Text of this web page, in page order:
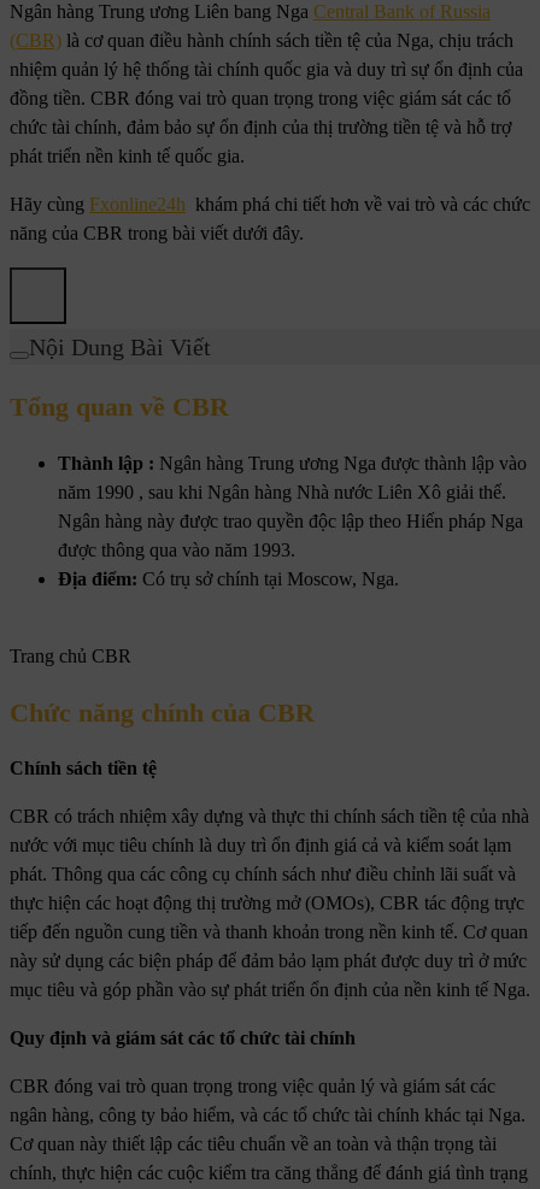
Ngân hàng Trung ương Liên bang Nga Central Bank of Russia
(CBR) là cơ quan điều hành chính sách tiền tệ của Nga, chịu trách
nhiệm quản lý hệ thống tài chính quốc gia và duy trì sự ổn định của
đồng tiền. CBR đóng vai trò quan trọng trong việc giám sát các tổ
chức tài chính, đảm bảo sự ổn định của thị trường tiền tệ và hỗ trợ
phát triển nền kinh tế quốc gia.
Hãy cùng Fxonline24h khám phá chi tiết hơn về vai trò và các chức
năng của CBR trong bài viết dưới đây.
Nội Dung Bài Viết
Tổng quan về CBR
Thành lập : Ngân hàng Trung ương Nga được thành lập vào
năm 1990 , sau khi Ngân hàng Nhà nước Liên Xô giải thể.
Ngân hàng này được trao quyền độc lập theo Hiến pháp Nga
được thông qua vào năm 1993.
Địa điểm: Có trụ sở chính tại Moscow, Nga.
Trang chủ CBR
Chức năng chính của CBR
Chính sách tiền tệ
CBR có trách nhiệm xây dựng và thực thi chính sách tiền tệ của nhà
nước với mục tiêu chính là duy trì ổn định giá cả và kiểm soát lạm
phát. Thông qua các công cụ chính sách như điều chỉnh lãi suất và
thực hiện các hoạt động thị trường mở (OMOs), CBR tác động trực
tiếp đến nguồn cung tiền và thanh khoản trong nền kinh tế. Cơ quan
này sử dụng các biện pháp để đảm bảo lạm phát được duy trì ở mức
mục tiêu và góp phần vào sự phát triển ổn định của nền kinh tế Nga.
Quy định và giám sát các tổ chức tài chính
CBR đóng vai trò quan trọng trong việc quản lý và giám sát các
ngân hàng, công ty bảo hiểm, và các tổ chức tài chính khác tại Nga.
Cơ quan này thiết lập các tiêu chuẩn về an toàn và thận trọng tài
chính, thực hiện các cuộc kiểm tra căng thẳng để đánh giá tình trạng